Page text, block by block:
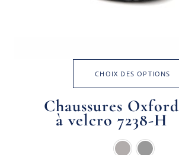
CHOIX DES OPTIONS
Chaussures Oxford
à velcro 7238-H